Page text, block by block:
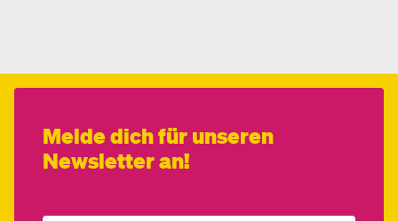
Melde dich für unseren
Newsletter an!